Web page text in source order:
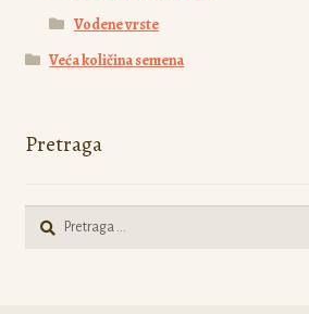
Vodene vrste
Veća količina semena
Pretraga
Pretraga